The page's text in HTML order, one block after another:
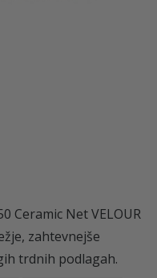
Ceramic Net VELOUR
zahtevnejše
trdnih podlagah.